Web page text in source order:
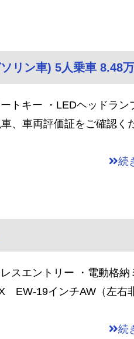
リン車) 5人乗車 8.48
トキー ・LEDヘッドラン
、車両評価証をご確認く
続
スエントリー ・電動格納
EW-19インチAW（左右
続